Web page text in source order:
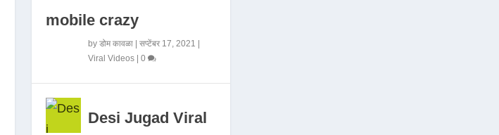
mobile crazy
by डोम कावळा| सप्टेंबर 17, 2021
Viral Videos| 0
Desi Jugad Viral